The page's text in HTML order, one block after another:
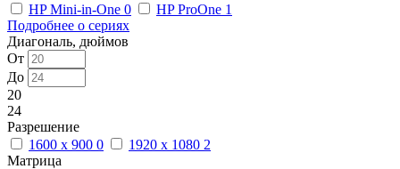
HP Mini-in-One 0 HP ProOne 1
Подробнее о сериях
Диагональ, дюймов
От
До
20
24
Разрешение
1600 x 900 0 1920 x 1080 2
Матрица